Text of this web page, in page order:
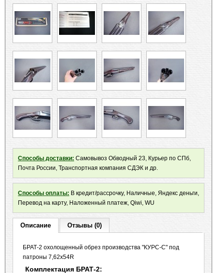
Способы доставки: Самовывоз Обводный 23, Курьер по СПб,
Почта России, Транспортная компания СДЭК и др.
Способы оплаты: В кредит/рассрочку, Наличные, Яндекс деньги,
Перевод на карту, Наложенный платеж, Qiwi, WU
Описание Отзывы (0)
БРАТ-2 охолощенный обрез производства "КУРС-С" под
патроны 7,62x54R
Комплектация БРАТ-2: